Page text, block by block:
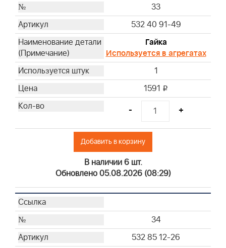
33
532 40 91-49
Гайка
Используется в агрегатах
1
1591 i
- +
Добавить в корзину
В наличии 6 шт.
Обновлено 05.08.2026 (08:29)
34
532 85 12-26